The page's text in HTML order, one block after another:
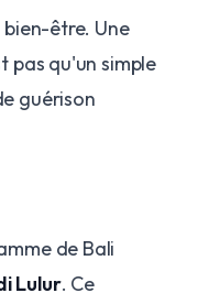
être. Une
pas qu'un simple
guérison
de Bali
Lulur. Ce